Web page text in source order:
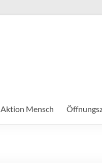
Aktion Mensch